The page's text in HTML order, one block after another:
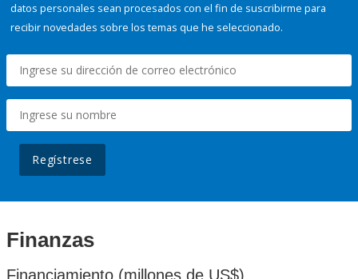
datos personales sean procesados con el fin de suscribirme para
recibir novedades sobre los temas que he seleccionado.
Regístrese
Finanzas
Financiamiento (millones de US$)